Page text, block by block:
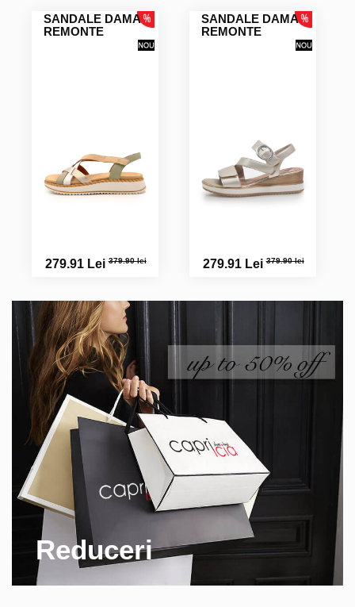
SANDALE DAMA
REMONTE
279.91 Lei379.90 lei
SANDALE DAMA
REMONTE
279.91 Lei379.90 lei
Reduceri